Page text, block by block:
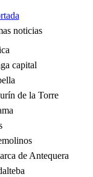
noticias
capital
de la Torre
de Antequera